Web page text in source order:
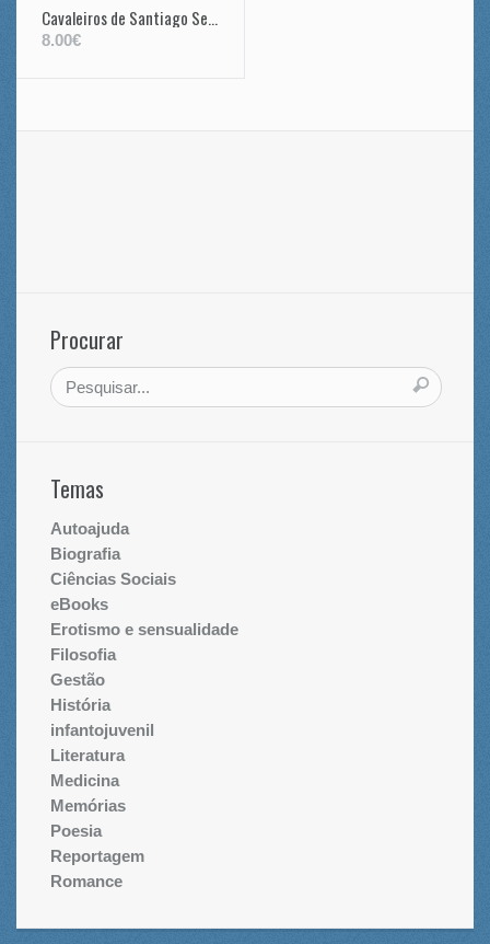
Cavaleiros de Santiago Senhores da Lagoalva (1193-1484) – Vol I
8.00€
Procurar
Temas
Autoajuda
Biografia
Ciências Sociais
eBooks
Erotismo e sensualidade
Filosofia
Gestão
História
infantojuvenil
Literatura
Medicina
Memórias
Poesia
Reportagem
Romance